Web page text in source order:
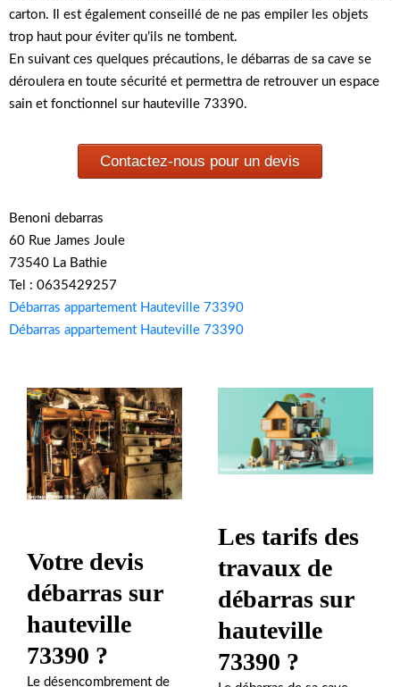
carton. Il est également conseillé de ne pas empiler les objets
trop haut pour éviter qu’ils ne tombent.
En suivant ces quelques précautions, le débarras de sa cave se
déroulera en toute sécurité et permettra de retrouver un espace
sain et fonctionnel sur hauteville 73390.
Contactez-nous pour un devis
Benoni debarras
60 Rue James Joule
73540 La Bathie
Tel : 0635429257
Débarras appartement Hauteville 73390
Débarras appartement Hauteville 73390
Votre devis
débarras sur
hauteville
73390 ?
Le désencombrement de
Les tarifs des
travaux de
débarras sur
hauteville
73390 ?